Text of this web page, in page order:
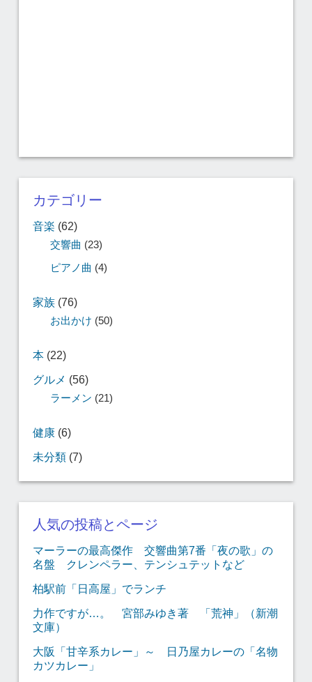
カテゴリー
音楽 (62)
交響曲 (23)
ピアノ曲 (4)
家族(76)
お出かけ (50)
本(22)
グルメ (56)
ラーメン (21)
健康(6)
未分類(7)
人気の投稿とページ
マーラーの最高傑作 交響曲第7番「夜の歌」の
名盤 クレンペラー、テンシュテットなど
柏駅前「日高屋」でランチ
力作ですが…。 宮部みゆき著 「荒神」（新潮
文庫）
大阪「甘辛系カレー」～ 日乃屋カレーの「名物
カツカレー」